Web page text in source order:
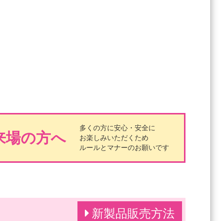
場の方へ
多くの方に安心・安全に
お楽しみいただくため
ルールとマナーのお願いです
新製品販売方法